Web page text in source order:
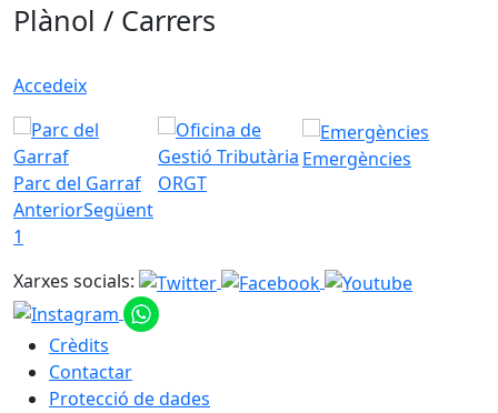
Plànol / Carrers
Accedeix
Parc del Garraf ORGT
Emergències
AnteriorSegüent
1
Xarxes socials:
Crèdits
Contactar
Protecció de dades